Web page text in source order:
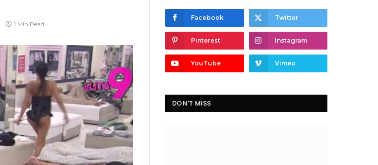
1 Min Read
Facebook Twitter
Pinterest Instagram
YouTube Vimeo
DON'T MISS